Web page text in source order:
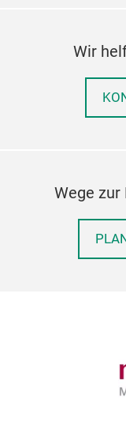
Wir
Wege zur